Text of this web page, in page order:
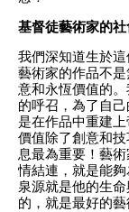
基督徒藝術家的
我們深知道生於
藝術家的作品不
意和永恆價值的
的呼召，為了自
是在作品中重建
價值除了創意和
息最為重要！藝
情結連，就是能
泉源就是他的生
的，就是最好的藝